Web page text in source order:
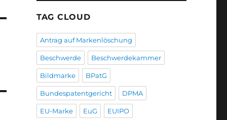
TAG CLOUD
Antrag auf Markenlöschung
Beschwerde Beschwerdekammer
Bildmarke BPatG
Bundespatentgericht DPMA
EU-Marke EuG EUIPO